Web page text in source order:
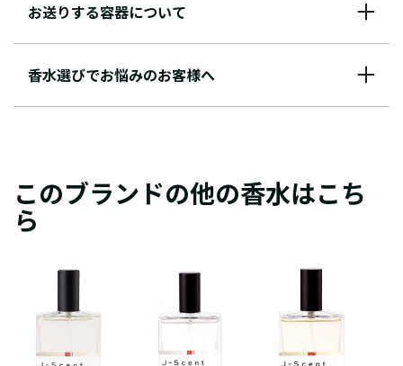
お送りする容器について
香水選びでお悩みのお客様へ
このブランドの他の香水はこち
ら